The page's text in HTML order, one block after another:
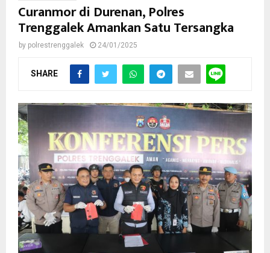
Curanmor di Durenan, Polres
Trenggalek Amankan Satu Tersangka
by polrestrenggalek 24/01/2025
SHARE